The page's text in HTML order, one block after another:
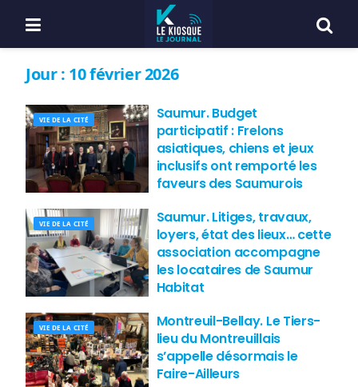
Jour : 10 février 2026
VIE DE LA CITÉ
Saumur. Budget
participatif : Frelons
asiatiques, chiens et jeux
inclusifs ont remporté les
faveurs des Saumurois
VIE DE LA CITÉ
Saumur. Litiges, travaux,
loyers, état des lieux… cette
association accompagne
les locataires de Saumur
Habitat
VIE DE LA CITÉ
Montreuil-Bellay. Le Tiers-
lieu du Montreuillais
s’appelle désormais le
Faire-Ailleurs